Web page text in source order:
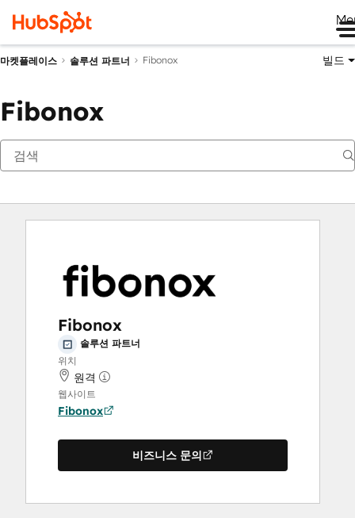
마켓플레이스 솔루션 파트너 Fibonox 빌드
Fibonox
Fibonox
솔루션 파트너
위치
원격
웹사이트
Fibonox
비즈니스 문의